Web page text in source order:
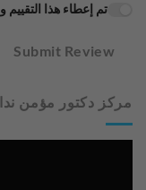
تم إعطاء هذا
Submit Review
مركز دكتور مؤمن